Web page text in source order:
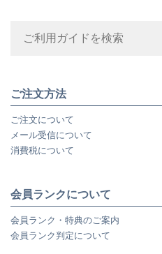
ご注文方法
ご注文について
メール受信について
消費税について
会員ランクについて
会員ランク・特典のご案内
会員ランク判定について